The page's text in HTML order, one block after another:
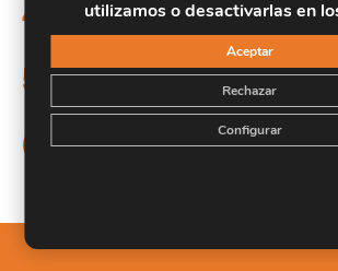
4.
5.
Realizar una estrategia digital
6.
Indagar sobre la planificación
utilizamos o desactivarlas en
Aceptar
Rechazar
Configurar